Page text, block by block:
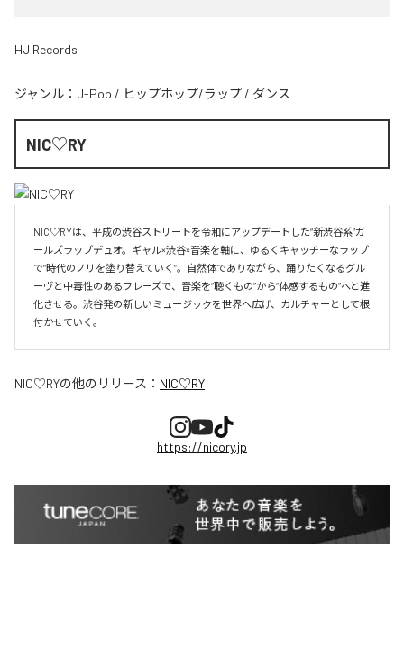
HJ Records
ジャンル： J-Pop / ヒップホップ/ラップ / ダンス
NIC♡RY
NIC♡RYは、平成の渋谷ストリートを令和にアップデートした“新渋谷系”ガ
ールズラップデュオ。ギャル×渋谷×音楽を軸に、ゆるくキャッチーなラップ
で“時代のノリを塗り替えていく”。自然体でありながら、踊りたくなるグル
ーヴと中毒性のあるフレーズで、音楽を“聴くもの”から“体感するもの”へと進
化させる。渋谷発の新しいミュージックを世界へ広げ、カルチャーとして根
付かせていく。
NIC♡RYの他のリリース： NIC♡RY
https://nicory.jp